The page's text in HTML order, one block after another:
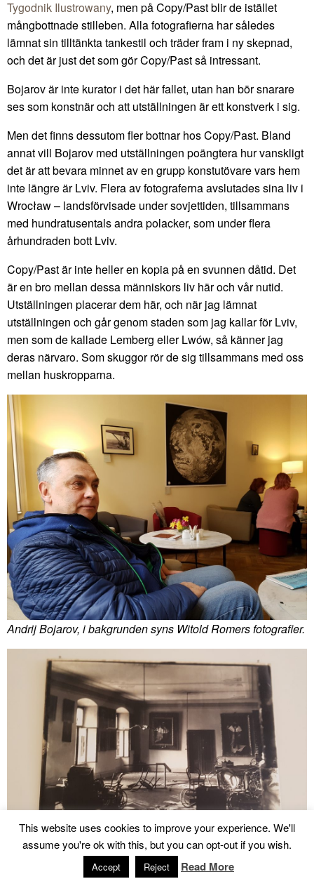
Tygodnik Ilustrowany, men på Copy/Past blir de istället
mångbottnade stilleben. Alla fotografierna har således
lämnat sin tilltänkta tankestil och träder fram i ny skepnad,
och det är just det som gör Copy/Past så intressant.
Bojarov är inte kurator i det här fallet, utan han bör snarare
ses som konstnär och att utställningen är ett konstverk i sig.
Men det finns dessutom fler bottnar hos Copy/Past. Bland
annat vill Bojarov med utställningen poängtera hur vanskligt
det är att bevara minnet av en grupp konstutövare vars hem
inte längre är Lviv. Flera av fotograferna avslutades sina liv i
Wrocław – landsförvisade under sovjettiden, tillsammans
med hundratusentals andra polacker, som under flera
århundraden bott Lviv.
Copy/Past är inte heller en kopia på en svunnen dåtid. Det
är en bro mellan dessa människors liv här och vår nutid.
Utställningen placerar dem här, och när jag lämnat
utställningen och går genom staden som jag kallar för Lviv,
men som de kallade Lemberg eller Lwów, så känner jag
deras närvaro. Som skuggor rör de sig tillsammans med oss
mellan huskropparna.
Andrij Bojarov, i bakgrunden syns Witold Romers fotografier.
This website uses cookies to improve your experience. We'll
assume you're ok with this, but you can opt-out if you wish.
Accept Reject Read More